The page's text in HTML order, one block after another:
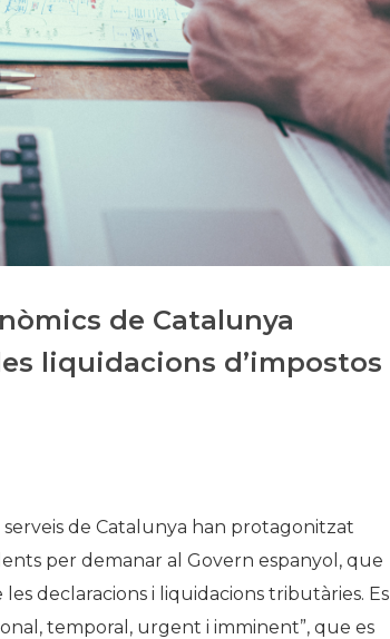
Història
Galeria de Presidents
Biblioteca Arxiu
Seu Social
de Catalunya
liquidacions d’impostos
de Catalunya han protagonitzat
per demanar al Govern espanyol, que
declaracions i liquidacions tributàries. Es
temporal, urgent i imminent”, que es